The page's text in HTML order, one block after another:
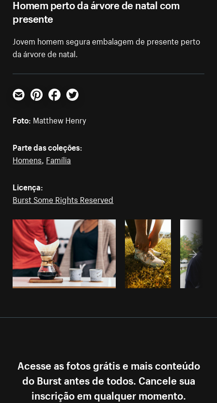
Homem perto da árvore de natal com
presente
Jovem homem segura embalagem de presente perto
da árvore de natal.
E-mailPinterestFacebookTwitter
Foto: Matthew Henry
Parte das coleções:
Homens, Família
Licença:
Burst Some Rights Reserved
Acesse as fotos grátis e mais conteúdo
do Burst antes de todos. Cancele sua
inscrição em qualquer momento.